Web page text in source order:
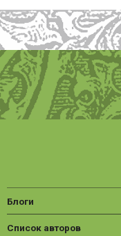
Блоги
Список авторов